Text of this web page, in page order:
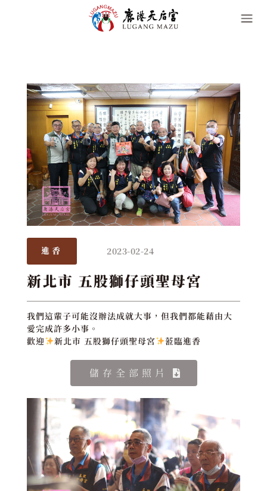
進香 2023-02-24
新北市 五股獅仔頭聖母宮
我們這輩子可能沒辦法成就大事，但我們都能藉由大
愛完成許多小事。
歡迎
新北市 五股獅仔頭聖母宮 蒞臨進香
儲存全部照片